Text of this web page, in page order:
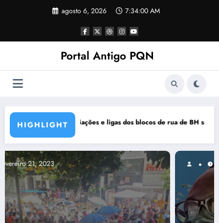
agosto 6, 2026 7:34:01 AM
Portal Antigo PQN
HIGHLIGHT
de rua de BH se manifestam em nota de repúdioRocknights lança a primeira
março 5, 2021